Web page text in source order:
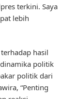
terkini. Saya
lebih
hasil
politik
politik dari
“Penting